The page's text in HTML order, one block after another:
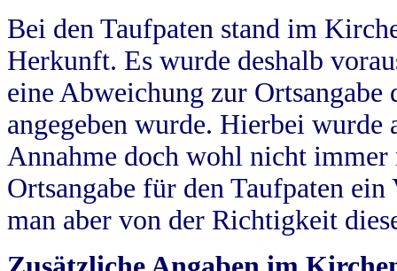
Bei den Taufpaten stand im
Herkunft. Es wurde deshalb
eine Abweichung zur
angegeben wurde. Hierbei wurde
Annahme doch wohl nicht
Ortsangabe für den Taufpaten
man aber von der Richtigkeit